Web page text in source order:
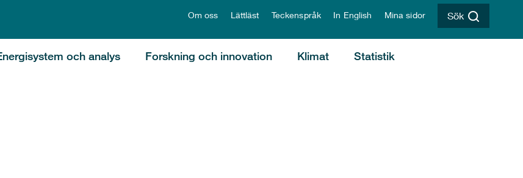
Om oss Lättläst Teckenspråk In English Mina sidor Sök
och analys Forskning och innovation Klimat Statistik